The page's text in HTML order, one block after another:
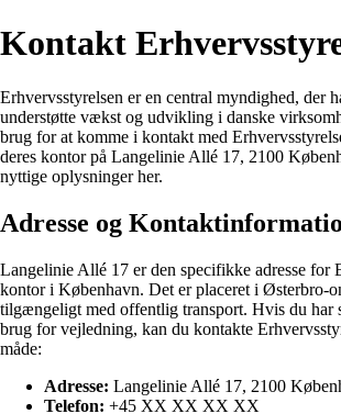
Kontakt
Erhvervsstyrelsen er en central myndighed, der
understøtte vækst og udvikling i danske
brug for at komme i kontakt med
deres kontor på Langelinie Allé 17, 2100
nyttige oplysninger her.
Adresse og
Langelinie Allé 17 er den specifikke adresse for
kontor i København. Det er placeret i Østerbro-
tilgængeligt med offentlig transport. Hvis du har
brug for vejledning, kan du kontakte
måde:
Adresse: Langelinie Allé 17, 2100
Telefon: +45 XX XX XX XX